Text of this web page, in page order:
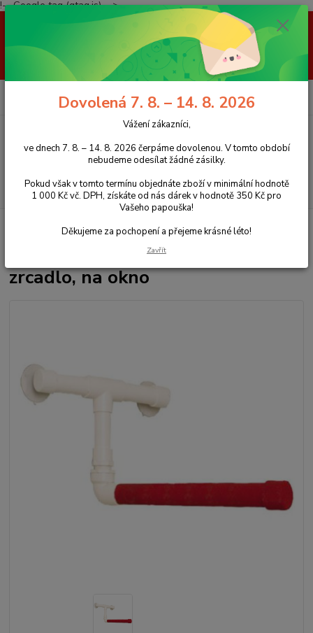
!-- Google tag (gtag.js) -->
Vážení zákazníci, ve dnech 7. 8. – 14. 8. 2026 čerpáme dovolenou. V
tomto období nebudeme odesílat žádné zásilky. Pokud však v tomto
termínu objednáte zboží v minimální hodnotě 1 000 Kč vč. DPH, získáte
od nás dárek v hodnotě 350 Kč pro Vašeho papouška! Děkujeme za
pochopení a přejeme krásné léto!
Menu
CZK
Hledat
(Po-Pá, 8-16 hod.)
Brusné bidlo S do sprchy, na
zrcadlo, na okno
Dovolená 7. 8. – 14. 8. 2026
Vážení zákazníci,
ve dnech 7. 8. – 14. 8. 2026 čerpáme dovolenou. V tomto období
nebudeme odesílat žádné zásilky.
Pokud však v tomto termínu objednáte zboží v minimální hodnotě
1 000 Kč vč. DPH, získáte od nás dárek v hodnotě 350 Kč pro
Vašeho papouška!
Děkujeme za pochopení a přejeme krásné léto!
Zavřít